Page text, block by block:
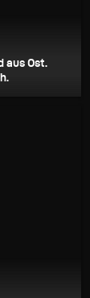
aus Ost.